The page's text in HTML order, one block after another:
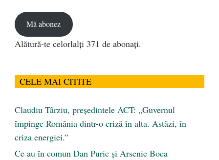
Mă abonez
Alătură-te celorlalți 371 de abonați.
CELE MAI CITITE
Claudiu Târziu, președintele ACT: „Guvernul
împinge România dintr-o criză în alta. Astăzi, în
criza energiei.”
Ce au în comun Dan Puric şi Arsenie Boca